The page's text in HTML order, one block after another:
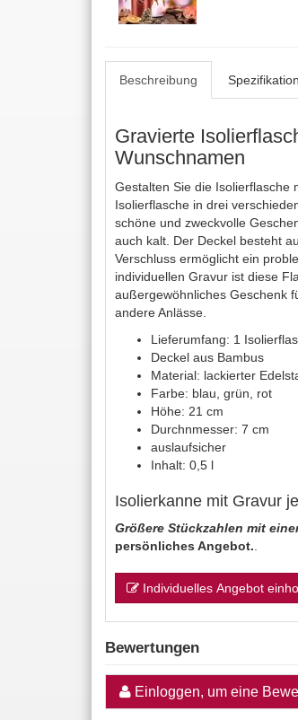
Beschreibung Spezifikation
Gravierte
Wunschnamen
Gestalten Sie die Isolierflasche
Isolierflasche in drei
schöne und zweckvolle
auch kalt. Der Deckel besteht
Verschluss ermöglicht ein
individuellen Gravur ist diese
außergewöhnliches Geschenk
andere Anlässe.
Lieferumfang: 1
Deckel aus Bambus
Material: lackierter
Farbe: blau, grün, rot
Höhe: 21 cm
Durchnmesser: 7 cm
auslaufsicher
Inhalt: 0,5 l
Isolierkanne mit Gravur
Größere Stückzahlen mit
persönliches Angebot.
Individuelles Angebot
Bewertungen
Einloggen, um eine